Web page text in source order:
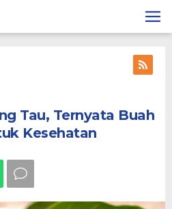
Tau, Ternyata Buah
Kesehatan